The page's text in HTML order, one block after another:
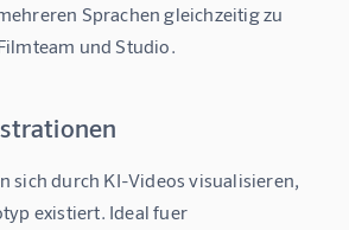
Sprachen gleichzeitig zu
und Studio.
sich durch KI-Videos visualisieren,
existiert. Ideal fuer